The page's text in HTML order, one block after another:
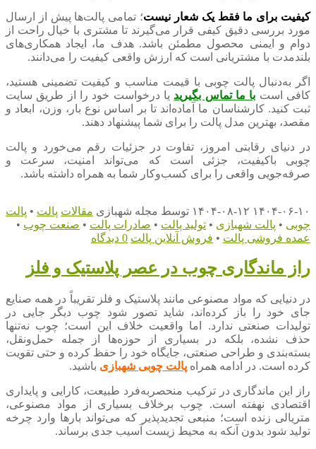
کیفیت برای ما فقط یک شعار نیست؛ تمامی پالت‌ها پیش از ارسال
مورد بررسی دقیق کیفی قرار می‌گیرند تا مشتری با خیال راحت از
دوام و ایمنی محصول مطمئن باشد. هدف ما، ایجاد همکاری‌های
بلندمدت با مشتریانی است که ارزش واقعی کیفیت را می‌دانند.
اگر به‌دنبال پالت چوبی با قیمت مناسب و کیفیت تضمینی هستید،
کافی است با ما تماس بگیرید یا درخواست خود را از طریق سایت
ثبت کنید. کارشناسان ما آماده‌اند تا بر اساس نوع بار، وزن، ابعاد و
مقصد، بهترین مدل پالت را برای شما پیشنهاد دهند.
در دنیای رقابتی امروز، تفاوت در جزئیات رقم می‌خورد و پالت
چوبی باکیفیت، جزئی است که می‌تواند امنیت، سرعت و
صرفه‌جویی واقعی را برای کسب‌وکار شما به همراه داشته باشد.
۱۴۰۴-۰۶-۱۰ ۱۴۰۴-۰۸-۱۲ توسط مجله شهبازی مقالات پالت • پالت
چوبی • پالت شهبازی • تولید پالت • صادرات پالت • صنعت چوب •
عمده فروشی پالت • فروش آنلاین پالت 0 دیدگاه
راز ماندگاری چوب در عصر پلاستیک و فلز
در دنیایی که مواد مصنوعی مانند پلاستیک و فلز تقریباً در همه صنایع
جای خود را باز کرده‌اند، شاید تصور شود چوب دیگر جایی در
تولیدات صنعتی ندارد. اما واقعیت خلاف این است؛ چوب نه‌تنها
حذف نشده، بلکه در بسیاری از حوزه‌ها از جمله حمل‌ونقل،
بسته‌بندی و طراحی صنعتی، جایگاه خود را حفظ کرده و حتی تقویت
کرده است. در ادامه همراه پالت چوبی شهبازی باشید.
راز این ماندگاری در ترکیب منحصربه‌فرد طبیعت، کارایی و پایداری
اقتصادی نهفته است. چوب برخلاف بسیاری از مواد مصنوعی،
متریالی زنده است؛ منبعی تجدیدپذیر که می‌تواند بارها وارد چرخه
تولید شود بدون آنکه به محیط زیست آسیب جدی برساند.